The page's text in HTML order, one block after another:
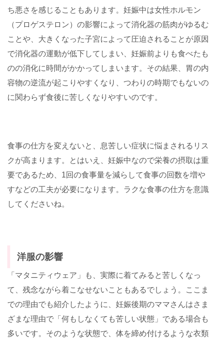
ち悪さを感じることもあります。妊娠中は女性ホルモン
（プロゲステロン）の影響によって消化器の筋肉がゆるむ
ことや、大きくなった子宮によって圧迫されることが原因
で消化器の運動が低下してしまい、妊娠前よりも食べたも
のの消化に時間がかかってしまいます。その結果、胃の内
容物の逆流が起こりやすくなり、つわりの時期でもないの
に関わらず食後に苦しくなりやすいのです。
食事の仕方を変えないと、息苦しい症状に悩まされるリス
クが高まります。とはいえ、妊娠中なので栄養の摂取は重
要であるため、1回の食事量を減らして食事の回数を増や
すなどの工夫が必要になります。ラクな食事の仕方を意識
してくださいね。
洋服の影響
「マタニティウェア」も、実際に着てみると苦しくなっ
て、残念ながら着こなせないこともあるでしょう。ここま
での理由でも紹介したように、妊娠後期のママさんはさま
ざまな理由で「何もしなくても苦しい状態」である場合も
多いです。そのような状態で、体を締め付けるような衣類